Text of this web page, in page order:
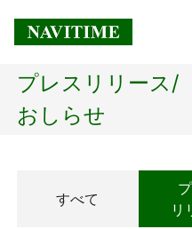
トップページ
経営理念
プレスリリース/
おしらせ
すべて
リ